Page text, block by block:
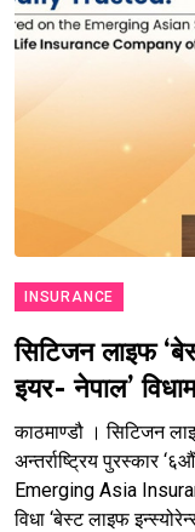
INSURANCE
सिटिजन लाइफ
इयर- नेपाल’
काठमाण्डौ । सिटिजन
अन्तर्राष्ट्रिय पुरस्कार
Emerging Asia
विधा ‘बेस्ट लाइफ